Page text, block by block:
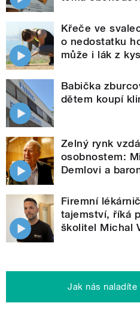
Křeče ve
o nedostatku
může i lák z
Babička
dětem koupí
Zelný rynk
osobnostem:
Demlovi a
Firemní
tajemství, říká
školitel Michal
Jak nás naladíte